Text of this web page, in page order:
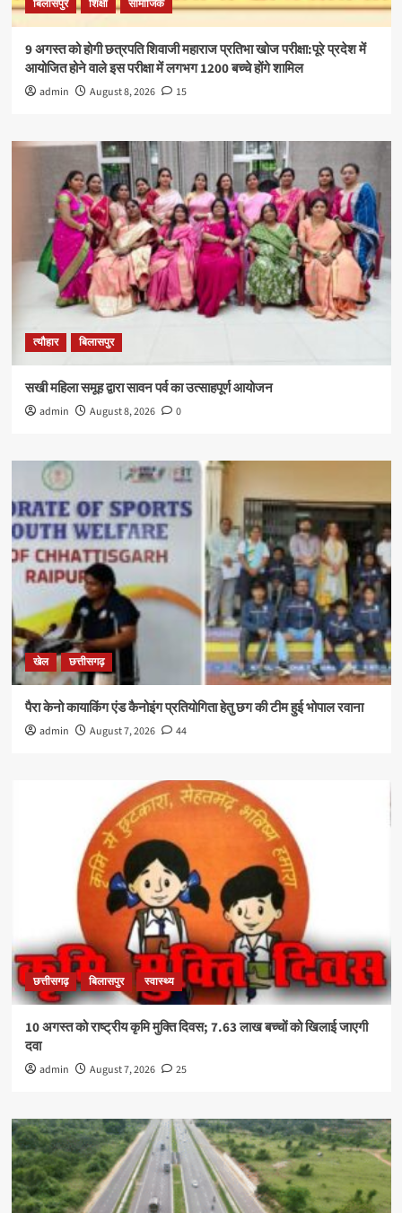
बिलासपुर शिक्षा सामाजिक
9 अगस्त को होगी छत्रपति शिवाजी महाराज प्रतिभा खोज परीक्षा:पूरे प्रदेश में
आयोजित होने वाले इस परीक्षा में लगभग 1200 बच्चे होंगे शामिल
admin August 8, 2026 15
त्यौहार बिलासपुर
सखी महिला समूह द्वारा सावन पर्व का उत्साहपूर्ण आयोजन
admin August 8, 2026 0
खेल छत्तीसगढ़
पैरा केनो कायाकिंग एंड कैनोइंग प्रतियोगिता हेतु छग की टीम हुई भोपाल रवाना
admin August 7, 2026 44
छत्तीसगढ़ बिलासपुर स्वास्थ्य
10 अगस्त को राष्ट्रीय कृमि मुक्ति दिवस; 7.63 लाख बच्चों को खिलाई जाएगी
दवा
admin August 7, 2026 25